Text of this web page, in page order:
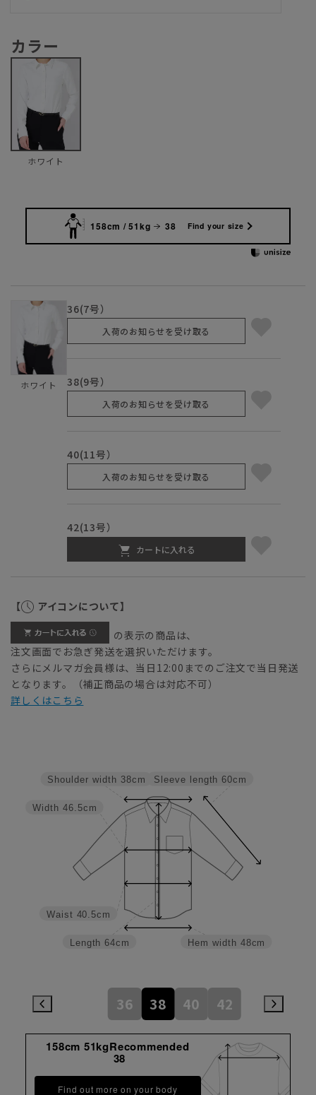
カラー
ホワイト
158cm / 51kg 38 Find your size
ホワイト
36(7号）
入荷のお知らせを受け取る
38(9号）
入荷のお知らせを受け取る
40(11号）
入荷のお知らせを受け取る
42(13号）
カートに入れる
【 アイコンについて】
の表示の商品は、
注文画面でお急ぎ発送を選択いただけます。
さらにメルマガ会員様は、当日12:00までのご注文で当日発送
となります。（補正商品の場合は対応不可）
詳しくはこちら
Hem width 48cm
Sleeve length 60cm
Length 64cm
Waist 40.5cm
Width 46.5cm
Shoulder width 38cm
36 38 40 42
158cm 51kgRecommended
38
Find out more on your body